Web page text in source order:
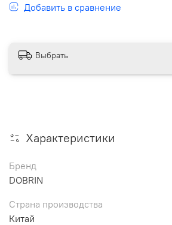
Добавить в сравнение
Выбрать
Характеристики
Бренд
DOBRIN
Страна производства
Китай